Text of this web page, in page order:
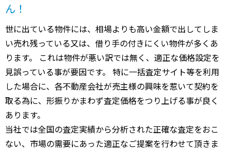
ん！
世に出ている物件には、相場よりも高い金額で出してしま
い売れ残っている又は、借り手の付きにくい物件が多くあ
ります。 これは物件が悪い訳では無く、適正な価格設定を
見誤っている事が要因です。 特に一括査定サイト等を利用
した場合に、各不動産会社が売主様の興味を惹いて契約を
取る為に、形振りかまわず査定価格をつり上げる事が良く
あります。
当社では全国の査定実績から分析された正確な査定をおこ
ない、市場の需要にあった適正なご提案を行わせて頂きま